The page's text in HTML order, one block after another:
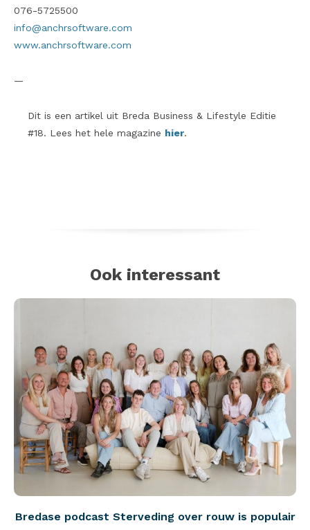
076-5725500
info@anchrsoftware.com
www.anchrsoftware.com
—
Dit is een artikel uit Breda Business & Lifestyle Editie
#18. Lees het hele magazine hier.
Ook interessant
Bredase podcast Sterveding over rouw is populair